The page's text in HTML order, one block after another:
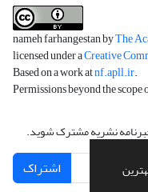
nameh farhangestan byThe
licensed under aCreative
Based on a work atnf.apll.ir.
Permissions beyond the
نشریه مشترک شوید.
اشتراک